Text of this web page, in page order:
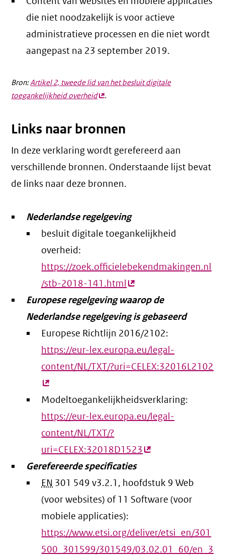
die niet noodzakelijk is voor actieve
administratieve processen en die niet wordt
aangepast na 23 september 2019.
Bron:Artikel 2, tweede lid van het besluit digitale
toegankelijkheid overheid(externe
.
Links naar bronnen
In deze verklaring wordt gerefereerd aan
verschillende bronnen. Onderstaande lijst bevat
de links naar deze bronnen.
Nederlandse regelgeving
besluit digitale toegankelijkheid
overheid:
https://zoek.officielebekendmakingen.nl
/stb-2018-141.html(externe
link)
Europese regelgeving waarop de
Nederlandse regelgeving is gebaseerd
Europese Richtlijn 2016/2102:
https://eur-lex.europa.eu/legal-
content/NL/TXT/?uri=CELEX:32016L2102
Modeltoegankelijkheidsverklaring:
https://eur-lex.europa.eu/legal-
content/NL/TXT/?
uri=CELEX:32018D1523 (externe
Gerefereerde specificaties
EN 301 549 v3.2.1, hoofdstuk 9 Web
(voor websites) of 11 Software (voor
mobiele applicaties):
https://www.etsi.org/deliver/etsi_en/301
500_301599/301549/03.02.01_60/en_3